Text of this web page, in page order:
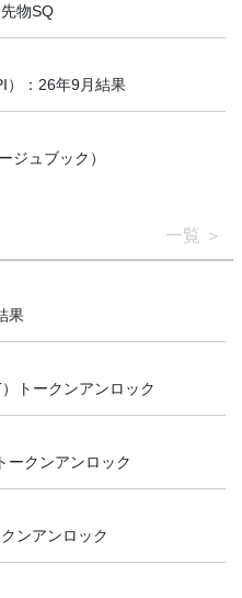
物SQ
）：26年9月結果
ジュブック）
一覧
果
トークンアンロック
ークンアンロック
ンアンロック